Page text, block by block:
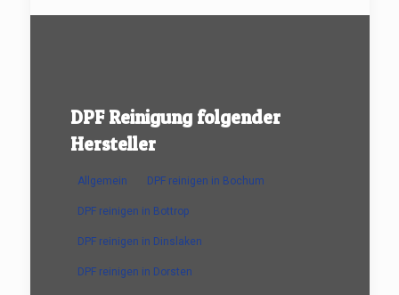
DPF Reinigung folgender
Hersteller
Allgemein DPF reinigen in Bochum
DPF reinigen in Bottrop
DPF reinigen in Dinslaken
DPF reinigen in Dorsten